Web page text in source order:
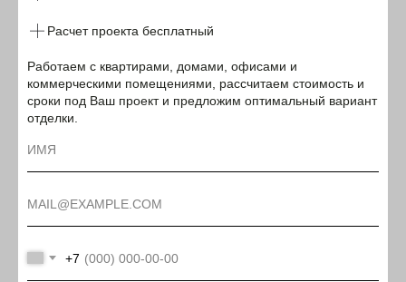
Расчет проекта бесплатный
Работаем с квартирами, домами, офисами и
коммерческими помещениями, рассчитаем стоимость и
сроки под Ваш проект и предложим оптимальный вариант
отделки.
+7